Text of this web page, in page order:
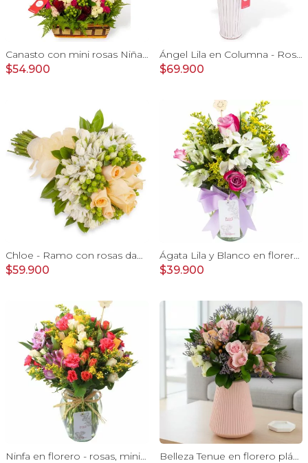
Canasto con mini rosas Niña - Arreglo floral con minirosas y globos metalicos
$54.900
Ángel Lila en Columna - Rosas lilas y astromelias
$69.900
Chloe - Ramo con rosas damasco, hypericum verde y minirosas blanco
$59.900
Ágata Lila y Blanco en florero - rosas y astromelias
$39.900
Ninfa en florero - rosas, miniclaveles y astromelias Belleza Tenue en florero plástico - arreglo rosa pastel